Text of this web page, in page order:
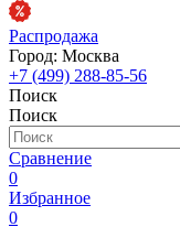
Распродажа
Город: Москва
+7 (499) 288-85-56
Поиск
Поиск
Сравнение
0
Избранное
0